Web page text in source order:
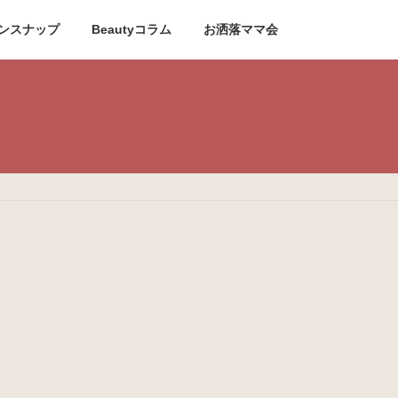
スナップ Beautyコラム お洒落ママ会